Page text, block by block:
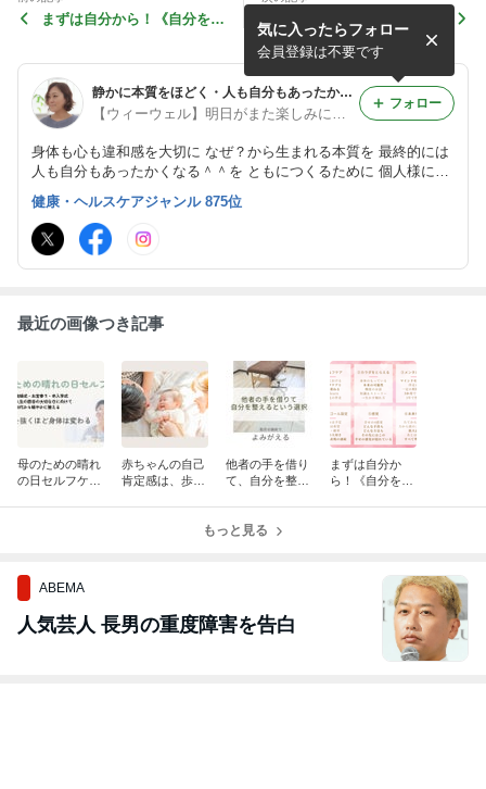
まずは自分から！《自分を満
中学生のサポートでキラキラ
笑顔・スポーツや部活をがん
ばる子どもたちに
静かに本質をほどく・人も自分もあったかく⭐︎社会の循環：生きる土台の学び合い／大関朋子／身体整え(からだととのえ)教室
身体も心も違和感を大切に なぜ？から生まれる本質を 最終的には
人も自分もあったかくなる＾＾を ともにつくるために 個人様にも
団体、協会、企業様向けにも 幅広く関わらせていただいています
教室、講座、学びの伴走、 コーチング、ファシリテーターなど受
付中
気に入ったらフォロー
会員登録は不要です
フォロー
健康・ヘルスケアジャンル 875位
最近の画像つき記事
母のための晴れ
の日セルフケア
赤ちゃんの自己
肯定感は、歩く
他者の手を借り
て、自分を整え
まずは自分か
ら！《自分を満
もっと見る
ABEMA
人気芸人 長男の重度障害を告白